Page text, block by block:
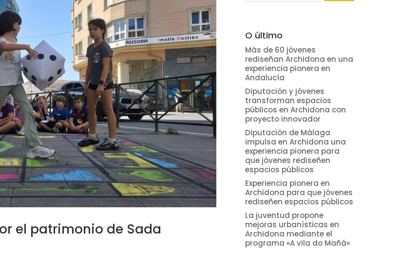
el patrimonio de Sada
O último
Más de 60 jóvenes
rediseñan Archidona en una
experiencia pionera en
Andalucía
Diputación y jóvenes
transforman espacios
públicos en Archidona con
proyecto innovador
Diputación de Málaga
impulsa en Archidona una
experiencia pionera para
que jóvenes rediseñen
espacios públicos
Experiencia pionera en
Archidona para que jóvenes
rediseñen espacios públicos
La juventud propone
mejoras urbanísticas en
Archidona mediante el
programa «A vila do Mañá»